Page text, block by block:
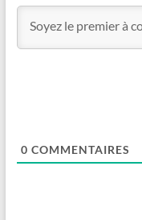
0 COMMENTAIRES